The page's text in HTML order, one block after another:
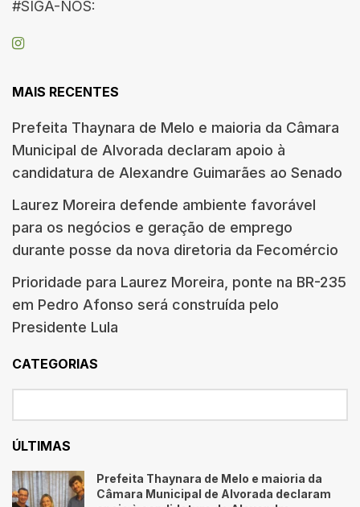
#SIGA-NOS:
MAIS RECENTES
Prefeita Thaynara de Melo e maioria da Câmara
Municipal de Alvorada declaram apoio à
candidatura de Alexandre Guimarães ao Senado
Laurez Moreira defende ambiente favorável
para os negócios e geração de emprego
durante posse da nova diretoria da Fecomércio
Prioridade para Laurez Moreira, ponte na BR-235
em Pedro Afonso será construída pelo
Presidente Lula
CATEGORIAS
ÚLTIMAS
Prefeita Thaynara de Melo e maioria da
Câmara Municipal de Alvorada declaram